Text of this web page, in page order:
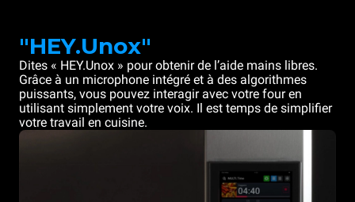
"HEY.Unox"
Dites « HEY.Unox » pour obtenir de l’aide mains libres.
Grâce à un microphone intégré et à des algorithmes
puissants, vous pouvez interagir avec votre four en
utilisant simplement votre voix. Il est temps de simplifier
votre travail en cuisine.